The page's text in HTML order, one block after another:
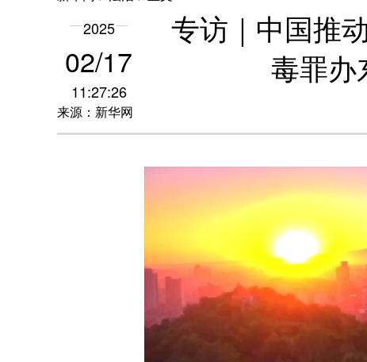
2025
02/17
11:27:26
来源：新华网
专访｜中国推
毒罪办